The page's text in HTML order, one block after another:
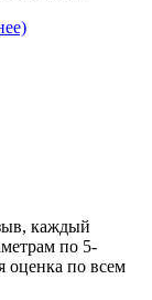
каждый
по 5-
оценка по всем